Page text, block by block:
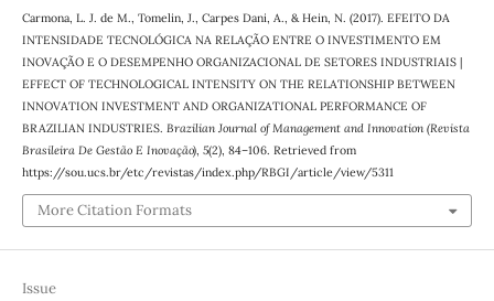
Carmona, L. J. de M., Tomelin, J., Carpes Dani, A., & Hein, N. (2017). EFEITO DA
INTENSIDADE TECNOLÓGICA NA RELAÇÃO ENTRE O INVESTIMENTO EM
INOVAÇÃO E O DESEMPENHO ORGANIZACIONAL DE SETORES INDUSTRIAIS |
EFFECT OF TECHNOLOGICAL INTENSITY ON THE RELATIONSHIP BETWEEN
INNOVATION INVESTMENT AND ORGANIZATIONAL PERFORMANCE OF
BRAZILIAN INDUSTRIES. Brazilian Journal of Management and Innovation (Revista
Brasileira De Gestão E Inovação), 5(2), 84–106. Retrieved from
https://sou.ucs.br/etc/revistas/index.php/RBGI/article/view/5311
More Citation Formats
Issue